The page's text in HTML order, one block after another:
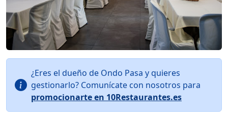
¿Eres el dueño de Ondo Pasa y quieres
gestionarlo? Comunícate con nosotros para
promocionarte en 10Restaurantes.es